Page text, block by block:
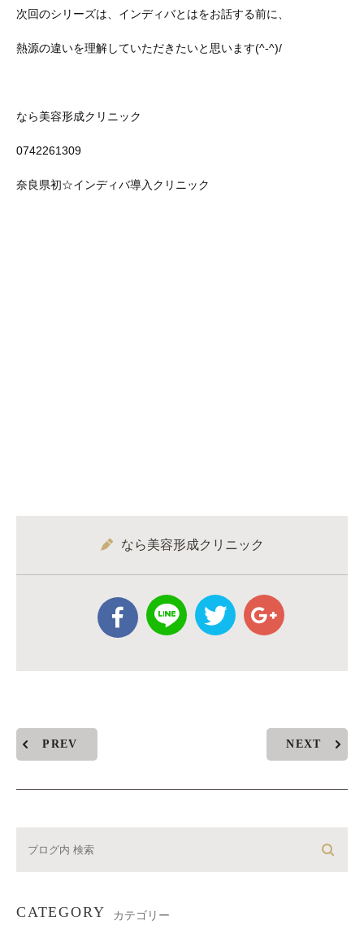
次回のシリーズは、インディバとはをお話する前に、
熱源の違いを理解していただきたいと思います(^-^)/
なら美容形成クリニック
0742261309
奈良県初☆インディバ導入クリニック
なら美容形成クリニック
PREV NEXT
CATEGORY カテゴリー